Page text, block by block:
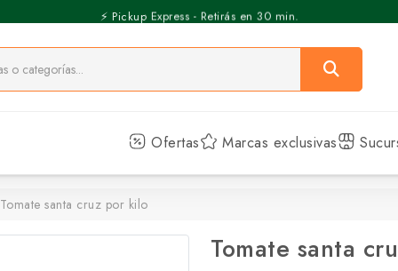
⚡️ Pickup Express - Retirás en 30 min.
Ofertas Marcas exclusivas
Tomate santa cruz por kilo
Tomate santa